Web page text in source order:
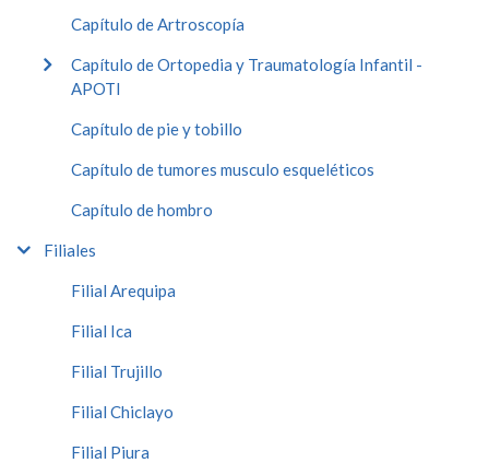
Capítulo de Artroscopía
Capítulo de Ortopedia y Traumatología Infantil -
APOTI
Capítulo de pie y tobillo
Capítulo de tumores musculo esqueléticos
Capítulo de hombro
Filiales
Filial Arequipa
Filial Ica
Filial Trujillo
Filial Chiclayo
Filial Piura